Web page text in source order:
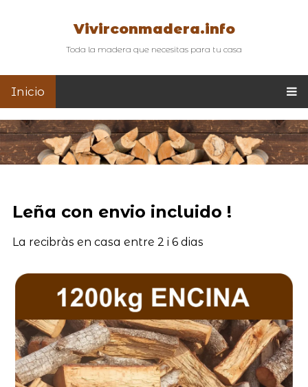
Vivirconmadera.info
Toda la madera que necesitas para tu casa
Inicio
Leña con envio incluido !
La recibràs en casa entre 2 i 6 dias